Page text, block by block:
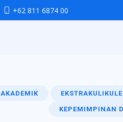
+62 811 6874 00
AKADEMIK
KEPEMIMPINAN